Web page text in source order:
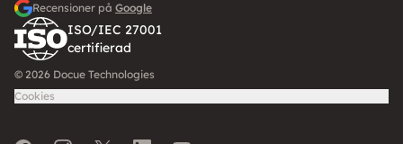
Recensioner på Google
ISO/IEC 27001
certifierad
© 2026 Docue Technologies
Cookies